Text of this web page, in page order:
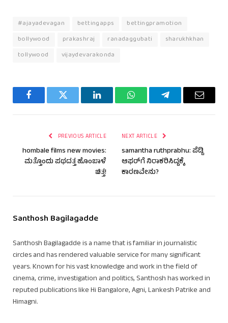
#ajayadevagan bettingapps
bettingpramotion
bollywood
prakashraj ranadaggubati
sharukhkhan
tollywood
vijaydevarakonda
FacebookTwitter LinkedInWhatsAppTelegramEmail
PREVIOUS ARTICLE
hombale films new movies:
ಮತ್ತೊಂದು ಪಥದತ್ತ ಹೊಂಬಾಳೆ
ಚಿತ್ತ!
NEXT ARTICLE
samantha ruthprabhu: ಪೆಡ್ಡಿ
ಆಫರ್‌ಗೆ ನಿರಾಕರಿಸಿದ್ದಕ್ಕೆ
ಕಾರಣವೇನು?
Santhosh Bagilagadde
Santhosh Bagilagadde is a name that is familiar in journalistic
circles and has rendered valuable service for many significant
years. Known for his vast knowledge and work in the field of
cinema, crime, investigation and politics, Santhosh has worked in
reputed publications like Hi Bangalore, Agni, Lankesh Patrike and
Himagni.